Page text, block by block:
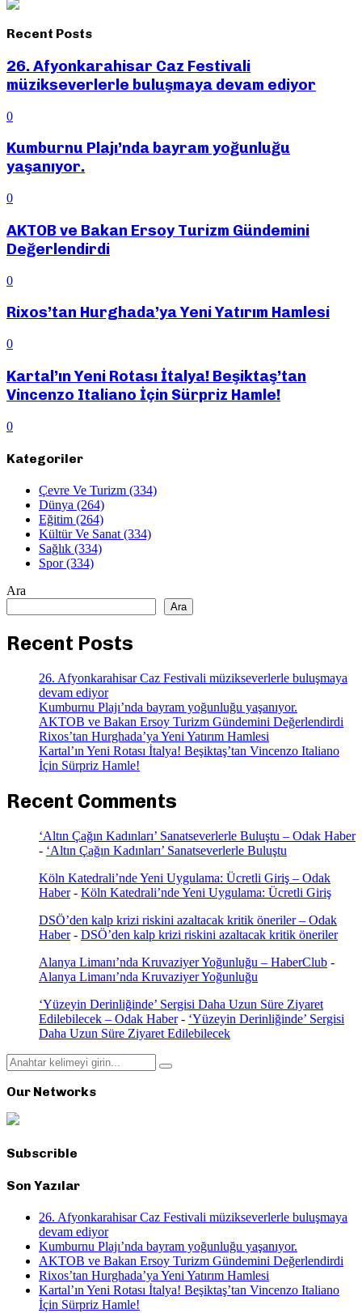
Recent Posts
26. Afyonkarahisar Caz Festivali
müzikseverlerle buluşmaya devam ediyor
0
Kumburnu Plajı’nda bayram yoğunluğu
yaşanıyor.
0
AKTOB ve Bakan Ersoy Turizm Gündemini
Değerlendirdi
0
Rixos’tan Hurghada’ya Yeni Yatırım Hamlesi
0
Kartal’ın Yeni Rotası İtalya! Beşiktaş’tan
Vincenzo Italiano İçin Sürpriz Hamle!
0
Kategoriler
Çevre Ve Turizm (334)
Dünya (264)
Eğitim (264)
Kültür Ve Sanat (334)
Sağlık (334)
Spor(334)
Ara
Ara
Recent Posts
26. Afyonkarahisar Caz Festivali müzikseverlerle buluşmaya
devam ediyor
Kumburnu Plajı’nda bayram yoğunluğu yaşanıyor.
AKTOB ve Bakan Ersoy Turizm Gündemini Değerlendirdi
Rixos’tan Hurghada’ya Yeni Yatırım Hamlesi
Kartal’ın Yeni Rotası İtalya! Beşiktaş’tan Vincenzo Italiano
İçin Sürpriz Hamle!
Recent Comments
‘Altın Çağın Kadınları’ Sanatseverlerle Buluştu – Odak Haber
- ‘Altın Çağın Kadınları’ Sanatseverlerle Buluştu
Köln Katedrali’nde Yeni Uygulama: Ücretli Giriş – Odak
Haber- Köln Katedrali’nde Yeni Uygulama: Ücretli Giriş
DSÖ’den kalp krizi riskini azaltacak kritik öneriler – Odak
Haber- DSÖ’den kalp krizi riskini azaltacak kritik öneriler
Alanya Limanı’nda Kruvaziyer Yoğunluğu – HaberClub -
Alanya Limanı’nda Kruvaziyer Yoğunluğu
‘Yüzeyin Derinliğinde’ Sergisi Daha Uzun Süre Ziyaret
Edilebilecek – Odak Haber- ‘Yüzeyin Derinliğinde’ Sergisi
Daha Uzun Süre Ziyaret Edilebilecek
Search
for:
Search
Our Networks
Subscrible
Son Yazılar
26. Afyonkarahisar Caz Festivali müzikseverlerle buluşmaya
devam ediyor
Kumburnu Plajı’nda bayram yoğunluğu yaşanıyor.
AKTOB ve Bakan Ersoy Turizm Gündemini Değerlendirdi
Rixos’tan Hurghada’ya Yeni Yatırım Hamlesi
Kartal’ın Yeni Rotası İtalya! Beşiktaş’tan Vincenzo Italiano
İçin Sürpriz Hamle!